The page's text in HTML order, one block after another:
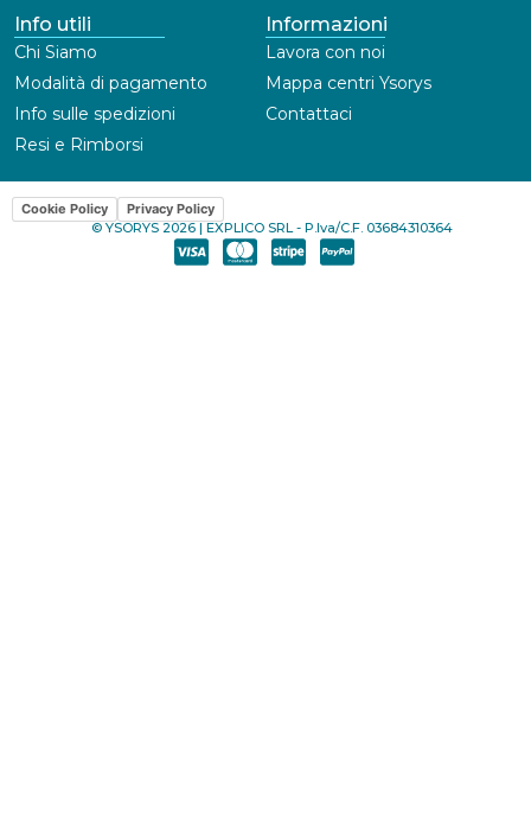
Info utili
Chi Siamo
Modalità di pagamento
Info sulle spedizioni
Resi e Rimborsi
Informazioni
Lavora con noi
Mappa centri Ysorys
Contattaci
Cookie Policy
Privacy Policy
© YSORYS 2026 | EXPLICO SRL - P.Iva/C.F. 03684310364